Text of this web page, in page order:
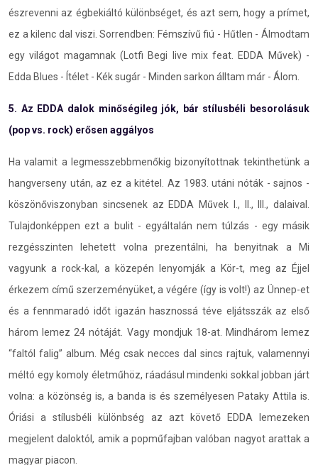
észrevenni az égbekiáltó különbséget, és azt sem, hogy a prímet,
ez a kilenc dal viszi. Sorrendben: Fémszívű fiú - Hűtlen - Álmodtam
egy világot magamnak (Lotfi Begi live mix feat. EDDA Művek) -
Edda Blues - Ítélet - Kék sugár - Minden sarkon álltam már - Álom.
5. Az EDDA dalok minőségileg jók, bár stílusbéli besorolásuk
(pop vs. rock) erősen aggályos
Ha valamit a legmesszebbmenőkig bizonyítottnak tekinthetünk a
hangverseny után, az ez a kitétel. Az 1983. utáni nóták - sajnos -
köszönőviszonyban sincsenek az EDDA Művek I., II., III., dalaival.
Tulajdonképpen ezt a bulit - egyáltalán nem túlzás - egy másik
rezgésszinten lehetett volna prezentálni, ha benyitnak a Mi
vagyunk a rock-kal, a közepén lenyomják a Kör-t, meg az Éjjel
érkezem című szerzeményüket, a végére (így is volt!) az Ünnep-et
és a fennmaradó időt igazán hasznossá téve eljátsszák az első
három lemez 24 nótáját. Vagy mondjuk 18-at. Mindhárom lemez
“faltól falig” album. Még csak necces dal sincs rajtuk, valamennyi
méltó egy komoly életműhöz, ráadásul mindenki sokkal jobban járt
volna: a közönség is, a banda is és személyesen Pataky Attila is.
Óriási a stílusbéli különbség az azt követő EDDA lemezeken
megjelent daloktól, amik a popműfajban valóban nagyot arattak a
magyar piacon.